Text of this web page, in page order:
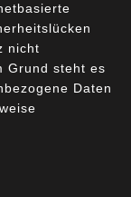
(VP
bei
Veranstaltung
Europäische
nicht
Grund steht es
Daten